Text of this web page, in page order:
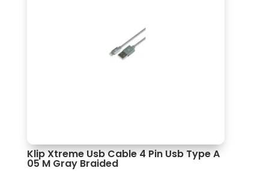
Klip Xtreme Usb Cable 4 Pin Usb Type A
05 M Gray Braided